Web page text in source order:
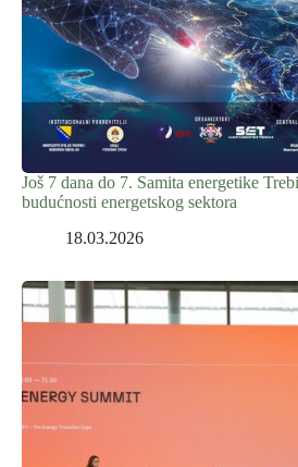
Još 7 dana do 7. Samita energetike
budućnosti energetskog sektora
18.03.2026